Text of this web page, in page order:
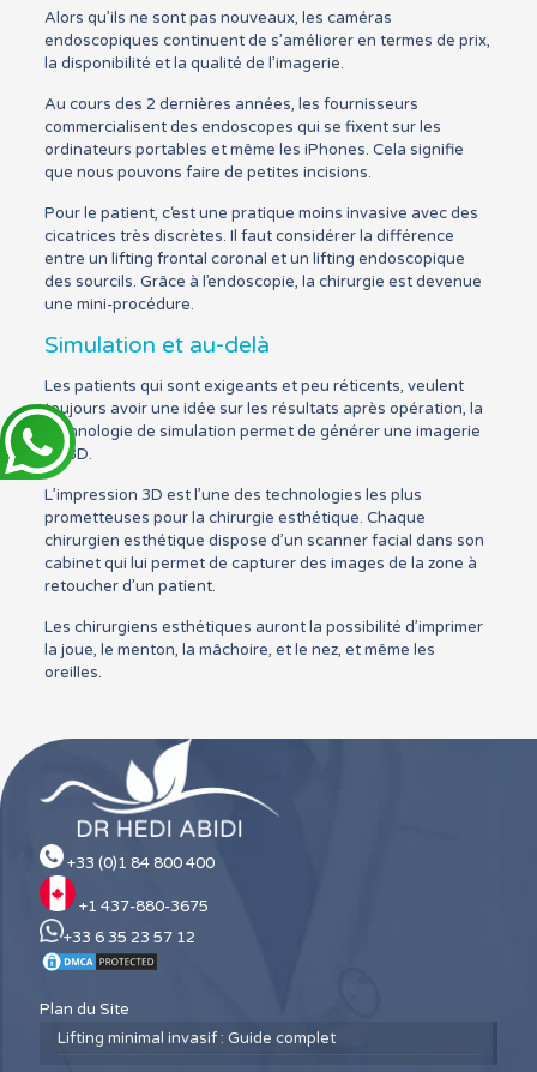
Alors qu’ils ne sont pas nouveaux, les caméras
endoscopiques continuent de s’améliorer en termes de prix,
la disponibilité et la qualité de l’imagerie.
Au cours des 2 dernières années, les fournisseurs
commercialisent des endoscopes qui se fixent sur les
ordinateurs portables et même les iPhones. Cela signifie
que nous pouvons faire de petites incisions.
Pour le patient, c‘est une pratique moins invasive avec des
cicatrices très discrètes. Il faut considérer la différence
entre un lifting frontal coronal et un lifting endoscopique
des sourcils. Grâce à l’endoscopie, la chirurgie est devenue
une mini-procédure.
Simulation et au-delà
Les patients qui sont exigeants et peu réticents, veulent
toujours avoir une idée sur les résultats après opération, la
technologie de simulation permet de générer une imagerie
en 3D.
L’impression 3D est l’une des technologies les plus
prometteuses pour la chirurgie esthétique. Chaque
chirurgien esthétique dispose d’un scanner facial dans son
cabinet qui lui permet de capturer des images de la zone à
retoucher d’un patient.
Les chirurgiens esthétiques auront la possibilité d’imprimer
la joue, le menton, la mâchoire, et le nez, et même les
oreilles.
+33 (0)1 84 800 400
+1 437-880-3675
+33 6 35 23 57 12
Plan du Site
Lifting minimal invasif : Guide complet